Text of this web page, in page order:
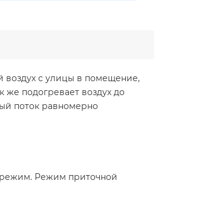
воздух с улицы в помещение,
подогревает воздух до
поток равномерно
Режим приточной